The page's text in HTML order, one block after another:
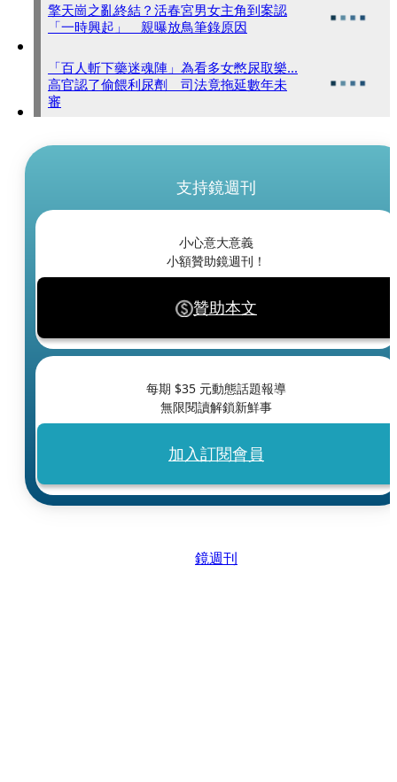
擎天崗之亂終結？活春宮男女主角到案認
「一時興起」 親曝放鳥筆錄原因
「百人斬下藥迷魂陣」為看多女憋尿取樂...
高官認了偷餵利尿劑 司法竟拖延數年未
審
支持鏡週刊
小心意大意義
小額贊助鏡週刊！
贊助本文
每期 $35 元動態話題報導
無限閱讀解鎖新鮮事
加入訂閱會員
鏡週刊